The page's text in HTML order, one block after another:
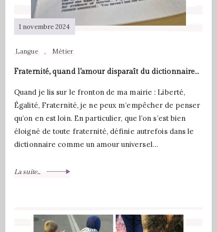
1 novembre 2024
Langue Métier
Fraternité, quand l’amour disparaît du dictionnaire…
Quand je lis sur le fronton de ma mairie : Liberté,
Égalité, Fraternité, je ne peux m’empêcher de penser
qu’on en est loin. En particulier, que l’on s’est bien
éloigné de toute fraternité, définie autrefois dans le
dictionnaire comme un amour universel…
La suite...